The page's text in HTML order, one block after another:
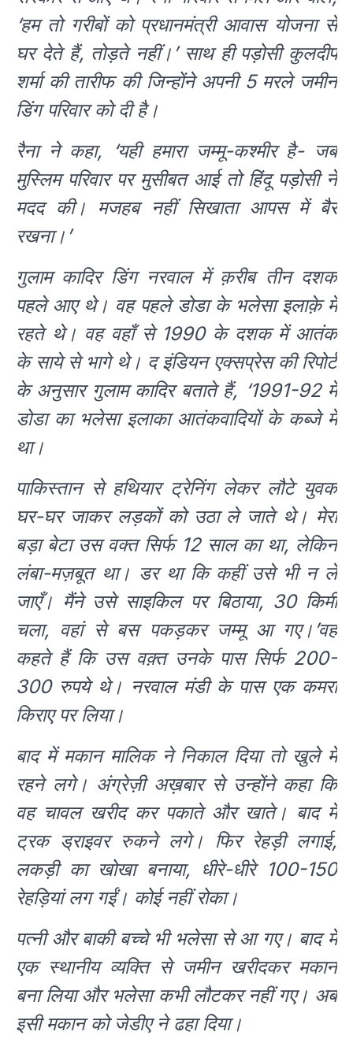
‘हम तो गरीबों को प्रधानमंत्री आवास योजना से
घर देते हैं, तोड़ते नहीं।’ साथ ही पड़ोसी कुलदीप
शर्मा की तारीफ की जिन्होंने अपनी 5 मरले जमीन
डिंग परिवार को दी है।
रैना ने कहा, ‘यही हमारा जम्मू-कश्मीर है- जब
मुस्लिम परिवार पर मुसीबत आई तो हिंदू पड़ोसी ने
मदद की। मजहब नहीं सिखाता आपस में बैर
रखना।’
गुलाम कादिर डिंग नरवाल में क़रीब तीन दशक
पहले आए थे। वह पहले डोडा के भलेसा इलाक़े में
रहते थे। वह वहाँ से 1990 के दशक में आतंक
के साये से भागे थे। द इंडियन एक्सप्रेस की रिपोर्ट
के अनुसार गुलाम कादिर बताते हैं, ‘1991-92 में
डोडा का भलेसा इलाका आतंकवादियों के कब्जे में
था।
पाकिस्तान से हथियार ट्रेनिंग लेकर लौटे युवक
घर-घर जाकर लड़कों को उठा ले जाते थे। मेरा
बड़ा बेटा उस वक्त सिर्फ 12 साल का था, लेकिन
लंबा-मज़बूत था। डर था कि कहीं उसे भी न ले
जाएँ। मैंने उसे साइकिल पर बिठाया, 30 किमी
चला, वहां से बस पकड़कर जम्मू आ गए।’वह
कहते हैं कि उस वक़्त उनके पास सिर्फ 200-
300 रुपये थे। नरवाल मंडी के पास एक कमरा
किराए पर लिया।
बाद में मकान मालिक ने निकाल दिया तो खुले में
रहने लगे। अंग्रेज़ी अख़बार से उन्होंने कहा कि
वह चावल खरीद कर पकाते और खाते। बाद में
ट्रक ड्राइवर रुकने लगे। फिर रेहड़ी लगाई,
लकड़ी का खोखा बनाया, धीरे-धीरे 100-150
रेहड़ियां लग गईं। कोई नहीं रोका।
पत्नी और बाकी बच्चे भी भलेसा से आ गए। बाद में
एक स्थानीय व्यक्ति से जमीन खरीदकर मकान
बना लिया और भलेसा कभी लौटकर नहीं गए। अब
इसी मकान को जेडीए ने ढहा दिया।